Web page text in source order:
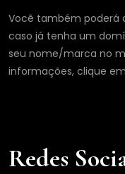
Você também poderá
caso já tenha um
seu nome/marca no
informações, clique em
Redes